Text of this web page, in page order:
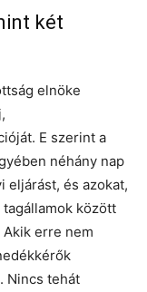
két
elnöke
E szerint a
néhány nap
eljárást, és azokat,
között
erre nem
Nincs tehát